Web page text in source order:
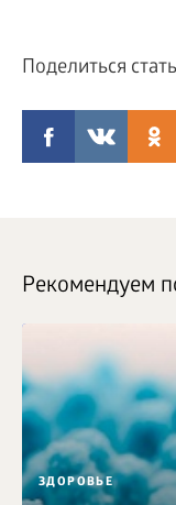
Поделиться
Рекомендуем
ЗДОРОВЬЕ